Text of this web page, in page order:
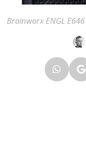
Brainworx ENGL E646